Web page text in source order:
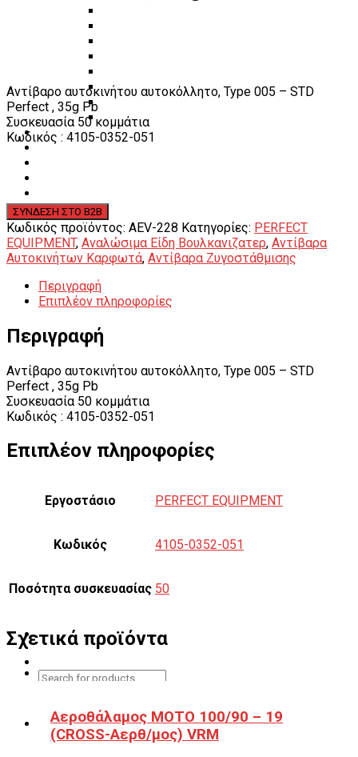
Εργαλεία χειρός συνεργείου
Διάφορα Είδη Φανοποιείου
Αναλώσιμα Είδη Συνεργείου
ΚΑΤΑΛΟΓΟΣ
DOWNLOADS
ΕΝ
Αντίβαρο αυτοκινήτου αυτοκόλλητο, Type 005 – STD
Perfect , 35g Pb
Συσκευασία 50 κομμάτια
Κωδικός : 4105-0352-051
Κωδικός προϊόντος: AEV-228 Κατηγορίες: PERFECT
EQUIPMENT, Αναλώσιμα Είδη Βουλκανιζατερ, Αντίβαρα
Αυτοκινήτων Καρφωτά, Αντίβαρα Ζυγοστάθμισης
Περιγραφή
Επιπλέον πληροφορίες
Περιγραφή
Αντίβαρο αυτοκινήτου αυτοκόλλητο, Type 005 – STD
Perfect , 35g Pb
Συσκευασία 50 κομμάτια
Κωδικός : 4105-0352-051
Επιπλέον πληροφορίες
Εργοστάσιο PERFECT EQUIPMENT
Κωδικός 4105-0352-051
Ποσότητα συσκευασίας 50
Σχετικά προϊόντα
Αεροθάλαμος ΜΟΤΟ 100/90 – 19
(CROSS-Αερθ/μος) VRM